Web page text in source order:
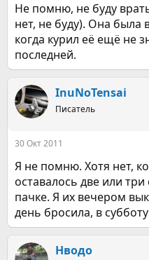
Не помню, не буду
нет, не буду). Она была
когда курил её ещё не
последней.
InuNoTensai
Писатель
30 Окт 2011
Я не помню. Хотя нет,
оставалось две или
пачке. Я их вечером
день бросила, в
Нводо